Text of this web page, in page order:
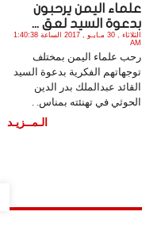
علماء اليمن يرحبون
بدعوة السيد لعق ...
الثلاثاء , 30 مـايـو , 2017 الساعة 1:40:38
AM
رحب علماء اليمن بمختلف
توجهاتهم الفكرية بدعوة السيد
القائد عبدالملك بدر الدين
الحوثي في تهنئته بمناس. .
الـمــزيـد